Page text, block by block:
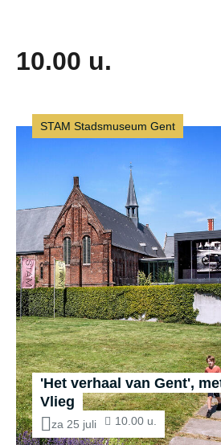
10.00 u.
'Het verhaal van Gent',
Vlieg
za 25 juli 10.00 u.
STAM Stadsmuseum Gent